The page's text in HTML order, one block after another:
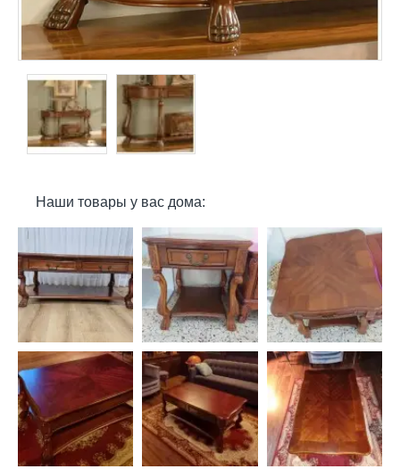
Наши товары у вас дома: